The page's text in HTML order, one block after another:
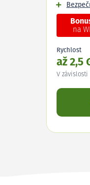
na
Rychlost
až 2,5
V závislosti